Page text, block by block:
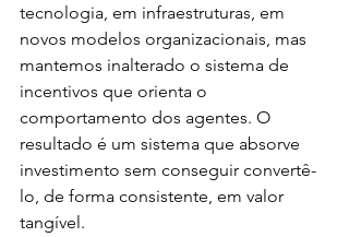
tecnologia, em infraestruturas, em
novos modelos organizacionais, mas
mantemos inalterado o sistema de
incentivos que orienta o
comportamento dos agentes. O
resultado é um sistema que absorve
investimento sem conseguir convertê-
lo, de forma consistente, em valor
tangível.